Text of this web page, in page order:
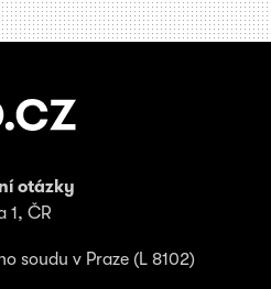
otázky
1, ČR
soudu v Praze (L 8102)